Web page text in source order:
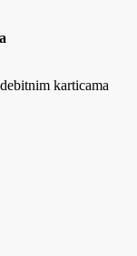
karticama